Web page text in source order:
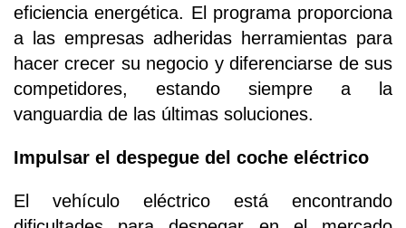
eficiencia energética. El programa proporciona
a las empresas adheridas herramientas para
hacer crecer su negocio y diferenciarse de sus
competidores, estando siempre a la
vanguardia de las últimas soluciones.
Impulsar el despegue del coche eléctrico
El vehículo eléctrico está encontrando